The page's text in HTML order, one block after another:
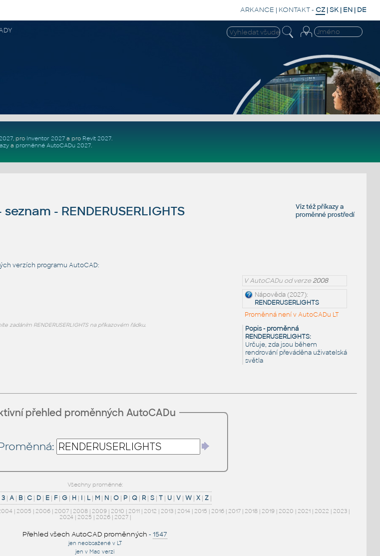
ARKANCE | KONTAKT- CZ |SK | EN | DE
, pro Inventor 2027a pro Revit 2027.
a proměnné AutoCADu 2027.
Viz téžpříkazya
proměnné prostředí
- RENDERUSERLIGHTS
verzích programu AutoCAD:
V AutoCADu od verze2008
Nápověda (2027):
RENDERUSERLIGHTS
Proměnná není v AutoCADu LT
Popis - proměnná
RENDERUSERLIGHTS:
Určuje, zda jsou během
rendrování převáděna uživatelská
světla
zadáním RENDERUSERLIGHTS na příkazovém řádku.
přehled proměnných AutoCADu
Všechny proměnné:
3 |A | B |C | D | E | F|G | H | I | L | M | N |O | P |Q | R |S |T | U |V |W |X |Z |
| 2005 | 2006| 2007| 2008| 2009| 2010 | 2011| 2012 | 2013| 2014| 2015 | 2016| 2017| 2018| 2019| 2020 | 2021| 2022 | 2023|
2024| 2025 | 2026| 2027|
Přehled všech AutoCAD proměnných -1547
jen neobsažené v LT
jen v Mac verzi